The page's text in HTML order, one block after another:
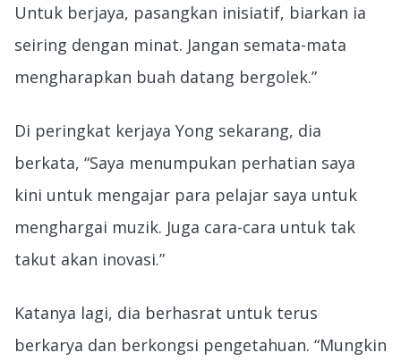
Untuk berjaya, pasangkan inisiatif, biarkan ia
seiring dengan minat. Jangan semata-mata
mengharapkan buah datang bergolek.”
Di peringkat kerjaya Yong sekarang, dia
berkata, “Saya menumpukan perhatian saya
kini untuk mengajar para pelajar saya untuk
menghargai muzik. Juga cara-cara untuk tak
takut akan inovasi.”
Katanya lagi, dia berhasrat untuk terus
berkarya dan berkongsi pengetahuan. “Mungkin